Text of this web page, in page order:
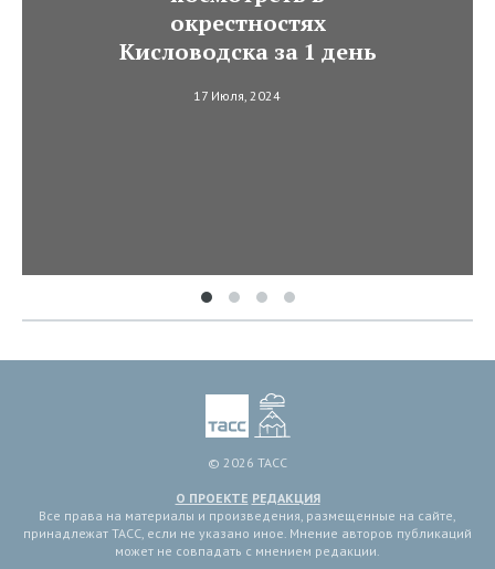
окрестностях
Кисловодска за 1 день
17 Июля, 2024
© 2026 ТАСС
О ПРОЕКТЕ РЕДАКЦИЯ
Все права на материалы и произведения, размещенные на сайте,
принадлежат ТАСС, если не указано иное. Мнение авторов публикаций
может не совпадать с мнением редакции.